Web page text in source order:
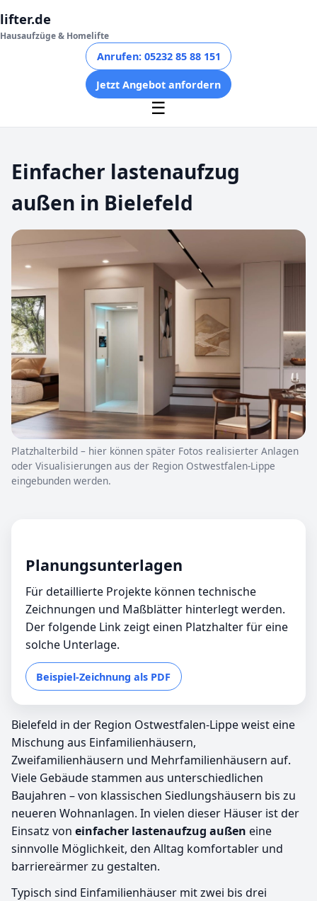
lifter.de
Hausaufzüge & Homelifte
Anrufen: 05232 85 88 151
Jetzt Angebot anfordern
☰
Einfacher lastenaufzug
außen in Bielefeld
Platzhalterbild – hier können später Fotos realisierter Anlagen
oder Visualisierungen aus der Region Ostwestfalen-Lippe
eingebunden werden.
Planungsunterlagen
Für detaillierte Projekte können technische
Zeichnungen und Maßblätter hinterlegt werden.
Der folgende Link zeigt einen Platzhalter für eine
solche Unterlage.
Beispiel-Zeichnung als PDF
Bielefeld in der Region Ostwestfalen-Lippe weist eine
Mischung aus Einfamilienhäusern,
Zweifamilienhäusern und Mehrfamilienhäusern auf.
Viele Gebäude stammen aus unterschiedlichen
Baujahren – von klassischen Siedlungshäusern bis zu
neueren Wohnanlagen. In vielen dieser Häuser ist der
Einsatz von einfacher lastenaufzug außen eine
sinnvolle Möglichkeit, den Alltag komfortabler und
barriereärmer zu gestalten.
Typisch sind Einfamilienhäuser mit zwei bis drei